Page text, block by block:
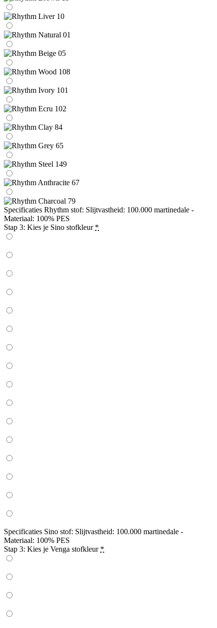
Specificaties Rhythm stof: Slijtvastheid: 100.000 martinedale -
Materiaal: 100% PES
Stap 3: Kies je Sino stofkleur *
Specificaties Sino stof: Slijtvastheid: 100.000 martinedale -
Materiaal: 100% PES
Stap 3: Kies je Venga stofkleur *